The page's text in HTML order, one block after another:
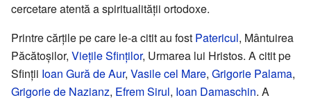
cercetare atentă a spiritualității ortodoxe.
Printre cărțile pe care le-a citit au fost Patericul, Mântuirea
Păcătoșilor, Viețile Sfinților, Urmarea lui Hristos. A citit pe
Sfinții Ioan Gură de Aur, Vasile cel Mare, Grigorie Palama,
Grigorie de Nazianz, Efrem Sirul, Ioan Damaschin. A